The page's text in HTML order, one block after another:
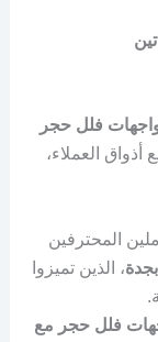
فلل حجر
العملاء،
المحترفين
، الذين تميزوا
فلل حجر مع